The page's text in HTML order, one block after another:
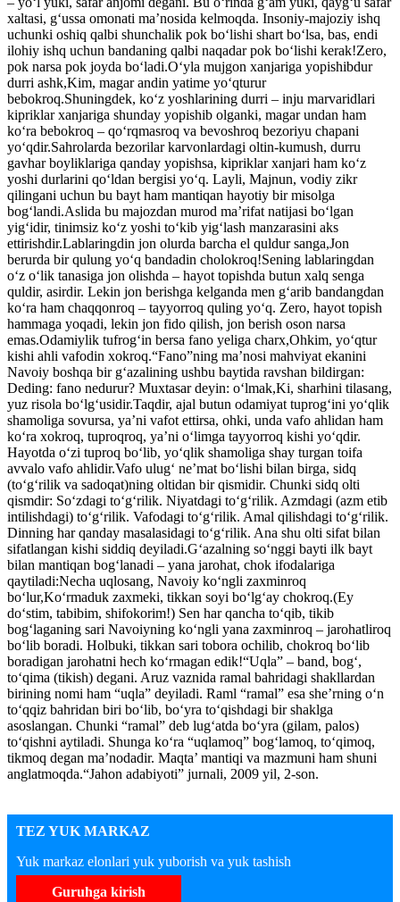
xaltasi, g‘ussa omonati ma’nosida kelmoqda. Insoniy-majoziy ishq
uchunki oshiq qalbi shunchalik pok bo‘lishi shart bo‘lsa, bas, endi
ilohiy ishq uchun bandaning qalbi naqadar pok bo‘lishi kerak!Zero,
pok narsa pok joyda bo‘ladi.O‘yla mujgon xanjariga yopishibdur
durri ashk,Kim, magar andin yatime yo‘qturur
bebokroq.Shuningdek, ko‘z yoshlarining durri – inju marvaridlari
kipriklar xanjariga shunday yopishib olganki, magar undan ham
ko‘ra bebokroq – qo‘rqmasroq va bevoshroq bezoriyu chapani
yo‘qdir.Sahrolarda bezorilar karvonlardagi oltin-kumush, durru
gavhar boyliklariga qanday yopishsa, kipriklar xanjari ham ko‘z
yoshi durlarini qo‘ldan bergisi yo‘q. Layli, Majnun, vodiy zikr
qilingani uchun bu bayt ham mantiqan hayotiy bir misolga
bog‘landi.Aslida bu majozdan murod ma’rifat natijasi bo‘lgan
yig‘idir, tinimsiz ko‘z yoshi to‘kib yig‘lash manzarasini aks
ettirishdir.Lablaringdin jon olurda barcha el quldur sanga,Jon
berurda bir qulung yo‘q bandadin cholokroq!Sening lablaringdan
o‘z o‘lik tanasiga jon olishda – hayot topishda butun xalq senga
quldir, asirdir. Lekin jon berishga kelganda men g‘arib bandangdan
ko‘ra ham chaqqonroq – tayyorroq quling yo‘q. Zero, hayot topish
hammaga yoqadi, lekin jon fido qilish, jon berish oson narsa
emas.Odamiylik tufrog‘in bersa fano yeliga charx,Ohkim, yo‘qtur
kishi ahli vafodin xokroq.“Fano”ning ma’nosi mahviyat ekanini
Navoiy boshqa bir g‘azalining ushbu baytida ravshan bildirgan:
Deding: fano nedurur? Muxtasar deyin: o‘lmak,Ki, sharhini tilasang,
yuz risola bo‘lg‘usidir.Taqdir, ajal butun odamiyat tuprog‘ini yo‘qlik
shamoliga sovursa, ya’ni vafot ettirsa, ohki, unda vafo ahlidan ham
ko‘ra xokroq, tuproqroq, ya’ni o‘limga tayyorroq kishi yo‘qdir.
Hayotda o‘zi tuproq bo‘lib, yo‘qlik shamoliga shay turgan toifa
avvalo vafo ahlidir.Vafo ulug‘ ne’mat bo‘lishi bilan birga, sidq
(to‘g‘rilik va sadoqat)ning oltidan bir qismidir. Chunki sidq olti
qismdir: So‘zdagi to‘g‘rilik. Niyatdagi to‘g‘rilik. Azmdagi (azm etib
intilishdagi) to‘g‘rilik. Vafodagi to‘g‘rilik. Amal qilishdagi to‘g‘rilik.
Dinning har qanday masalasidagi to‘g‘rilik. Ana shu olti sifat bilan
sifatlangan kishi siddiq deyiladi.G‘azalning so‘nggi bayti ilk bayt
bilan mantiqan bog‘lanadi – yana jarohat, chok ifodalariga
qaytiladi:Necha uqlosang, Navoiy ko‘ngli zaxminroq
bo‘lur,Ko‘rmaduk zaxmeki, tikkan soyi bo‘lg‘ay chokroq.(Ey
do‘stim, tabibim, shifokorim!) Sen har qancha to‘qib, tikib
bog‘laganing sari Navoiyning ko‘ngli yana zaxminroq – jarohatliroq
bo‘lib boradi. Holbuki, tikkan sari tobora ochilib, chokroq bo‘lib
boradigan jarohatni hech ko‘rmagan edik!“Uqla” – band, bog‘,
to‘qima (tikish) degani. Aruz vaznida ramal bahridagi shakllardan
birining nomi ham “uqla” deyiladi. Raml “ramal” esa she’rning o‘n
to‘qqiz bahridan biri bo‘lib, bo‘yra to‘qishdagi bir shaklga
asoslangan. Chunki “ramal” deb lug‘atda bo‘yra (gilam, palos)
to‘qishni aytiladi. Shunga ko‘ra “uqlamoq” bog‘lamoq, to‘qimoq,
tikmoq degan ma’nodadir. Maqta’ mantiqi va mazmuni ham shuni
anglatmoqda.“Jahon adabiyoti” jurnali, 2009 yil, 2-son.
TEZ YUK MARKAZ
Yuk markaz elonlari yuk yuborish va yuk tashish
Guruhga kirish